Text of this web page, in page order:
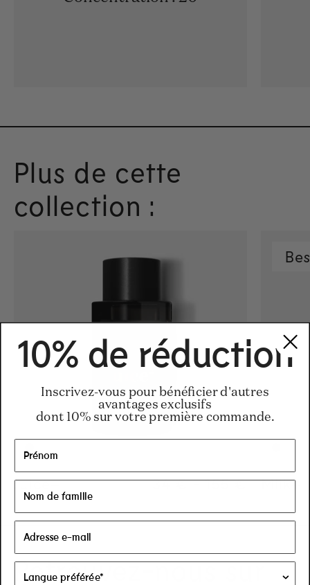
Plus de cette
collection :
Juice+ Regular price
34 €-155 €
Regular price
155€
Regular
34€ Milk+
Retrouvez-nous sur
10% de réduction
Inscrivez-vous pour bénéficier d'autres
avantages exclusifs
dont 10% sur votre première commande.